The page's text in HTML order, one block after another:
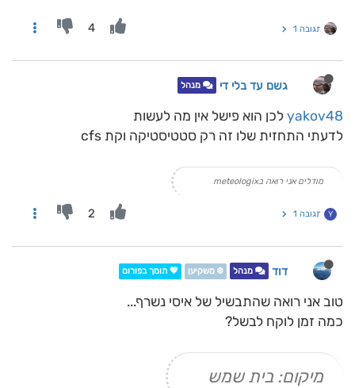
תגובה 1 4
גשם עד בלי די מנהל
yakov48 לכן הוא פישל אין מה לעשות
לדעתי התחזית שלו זה רק סטטיסטיקה וקת cfs
מודלים אני רואה בmeteologix
Y תגובה 1 2
דוד מנהל ❄️ משקיען 💖 תומך בפורום
טוב אני רואה שהתבשיל של איסי נשרף...
כמה זמן לוקח לבשל?
מיקום: בית שמש